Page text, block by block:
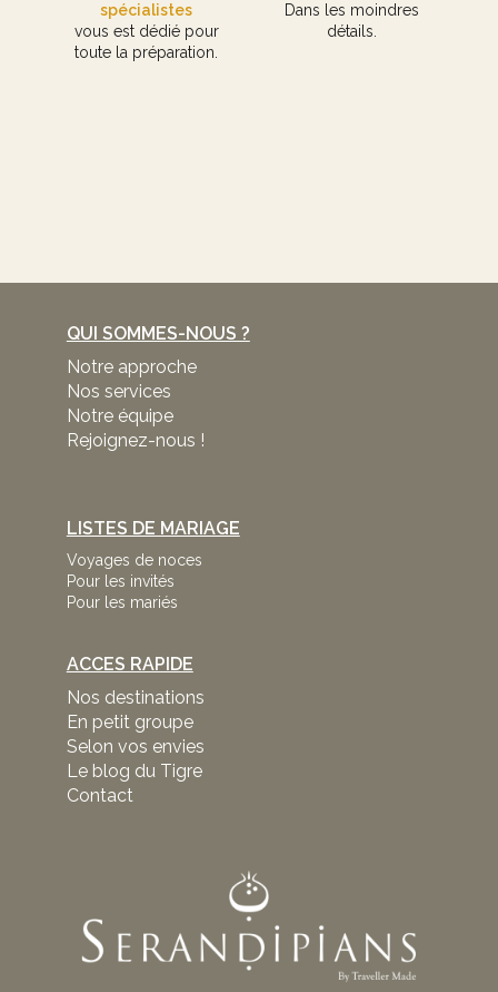
spécialistes
vous est dédié pour
toute la préparation.
Dans les moindres
détails.
QUI SOMMES-NOUS ?
Notre approche
Nos services
Notre équipe
Rejoignez-nous !
LISTES DE MARIAGE
Voyages de noces
Pour les invités
Pour les mariés
ACCES RAPIDE
Nos destinations
En petit groupe
Selon vos envies
Le blog du Tigre
Contact